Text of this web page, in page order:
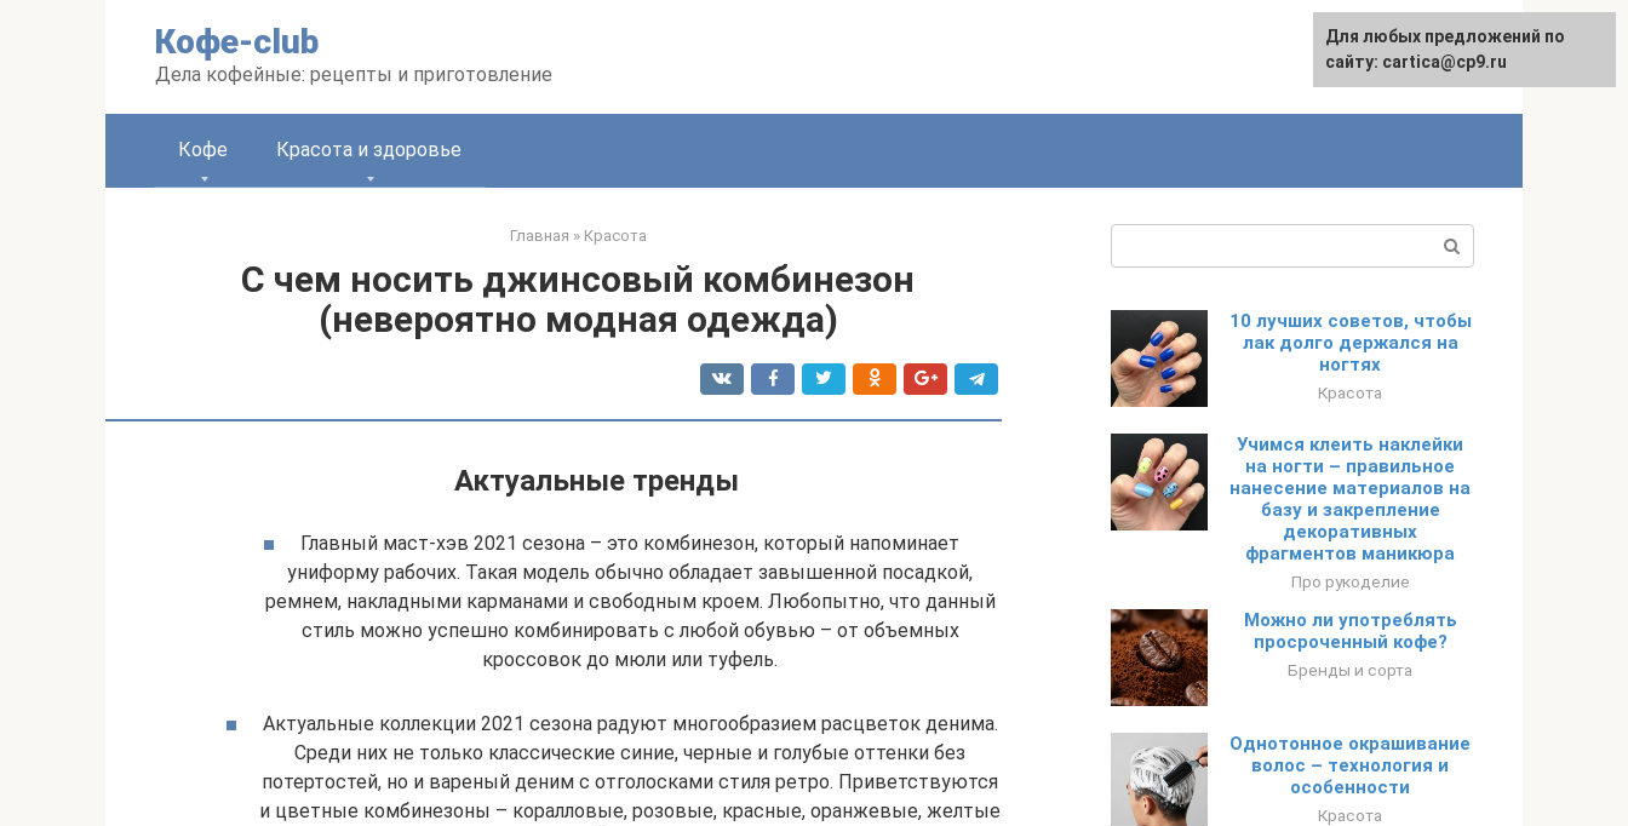
Кофе-club
Дела кофейные: рецепты и приготовление
English
Кофе Красота и здоровье
Главная » Красота
С чем носить джинсовый комбинезон
(невероятно модная одежда)
Актуальные тренды
Главный маст-хэв 2021 сезона – это комбинезон, который напоминает
униформу рабочих. Такая модель обычно обладает завышенной посадкой,
ремнем, накладными карманами и свободным кроем. Любопытно, что данный
стиль можно успешно комбинировать с любой обувью – от объемных
кроссовок до мюли или туфель.
Актуальные коллекции 2021 сезона радуют многообразием расцветок денима.
Среди них не только классические синие, черные и голубые оттенки без
потертостей, но и вареный деним с отголосками стиля ретро. Приветствуются
и цветные комбинезоны – коралловые, розовые, красные, оранжевые, желтые
10 лучших советов, чтобы
лак долго держался на
ногтях
Красота
Учимся клеить наклейки
на ногти – правильное
нанесение материалов на
базу и закрепление
декоративных
фрагментов маникюра
Про рукоделие
Можно ли употреблять
просроченный кофе?
Бренды и сорта
Однотонное окрашивание
волос – технология и
особенности
Красота
Для любых предложений по
сайту: cartica@cp9.ru